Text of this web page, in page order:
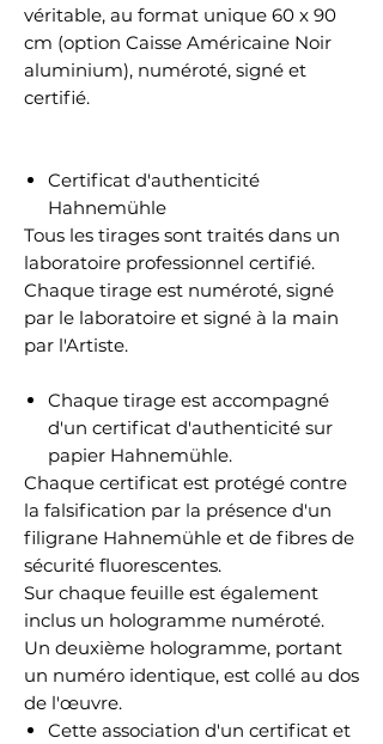
véritable, au format unique 60 x 90
cm (option Caisse Américaine Noir
aluminium), numéroté, signé et
certifié.
Certificat d'authenticité
Hahnemühle
Tous les tirages sont traités dans un
laboratoire professionnel certifié.
Chaque tirage est numéroté, signé
par le laboratoire et signé à la main
par l'Artiste.
Chaque tirage est accompagné
d'un certificat d'authenticité sur
papier Hahnemühle.
Chaque certificat est protégé contre
la falsification par la présence d'un
filigrane Hahnemühle et de fibres de
sécurité fluorescentes.
Sur chaque feuille est également
inclus un hologramme numéroté.
Un deuxième hologramme, portant
un numéro identique, est collé au dos
de l'œuvre.
Cette association d'un certificat et